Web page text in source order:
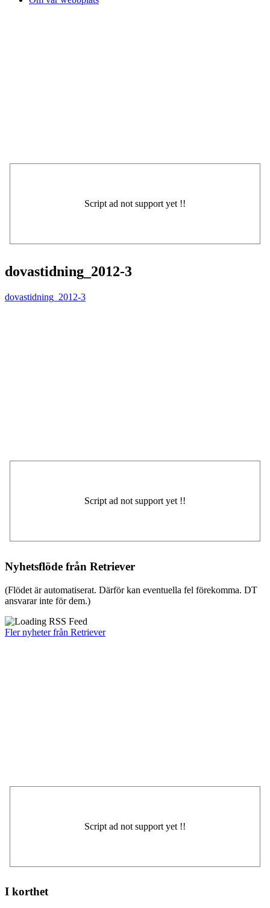
dovastidning_2012-3
dovastidning_2012-3
Nyhetsflöde från Retriever
(Flödet är automatiserat. Därför kan eventuella fel förekomma. DT
ansvarar inte för dem.)
Fler nyheter från Retriever
I korthet